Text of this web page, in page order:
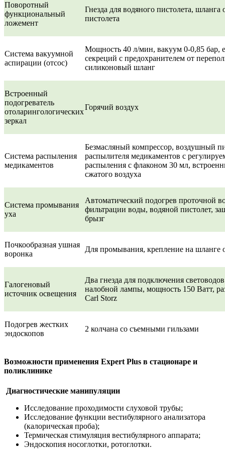
Поворотный
функциональный
ложемент
Гнезда для водяного пистолета, шланга
пистолета
Система вакуумной
аспирации (отсос)
Мощность 40 л/мин, вакуум 0-0,85 бар,
секреций с предохранителем от
силиконовый шланг
Встроенный
подогреватель
отоларингологических
зеркал
Горячий воздух
Система распыления
медикаментов
Безмасляный компрессор, воздушный
распылителя медикаментов с
распыления с флаконом 30 мл,
сжатого воздуха
Система промывания
уха
Автоматический подогрев проточной
фильтрации воды, водяной пистолет,
брызг
Почкообразная ушная
воронка
Для промывания, крепление на шланге
Галогеновый
источник освещения
Два гнезда для подключения
налобной лампы, мощность 150 Ватт,
Carl Storz
Подогрев жестких
эндоскопов
2 колчана со съемными гильзами
Возможности применения Expert Plus в стационаре и
поликлинике
Диагностические манипуляции
Исследование проходимости слуховой трубы;
Исследование функции вестибулярного анализатора
(калорическая проба);
Термическая стимуляция вестибулярного аппарата;
Эндоскопия носоглотки, ротоглотки.